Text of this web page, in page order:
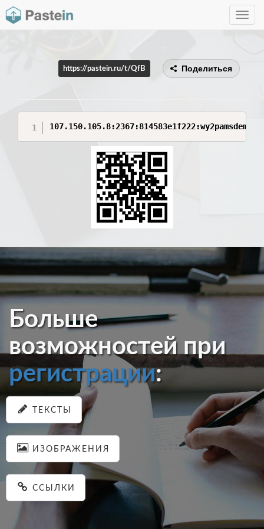
Toggle
https://pastein.ru/t/QfB Поделиться
Больше
возможностей при
регистрации:
ТЕКСТЫ
ИЗОБРАЖЕНИЯ
ССЫЛКИ